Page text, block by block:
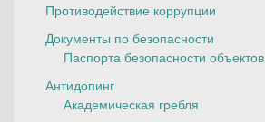
Противодействие коррупции
Документы по безопасности
Паспорта безопасности объектов
Антидопинг
Академическая гребля